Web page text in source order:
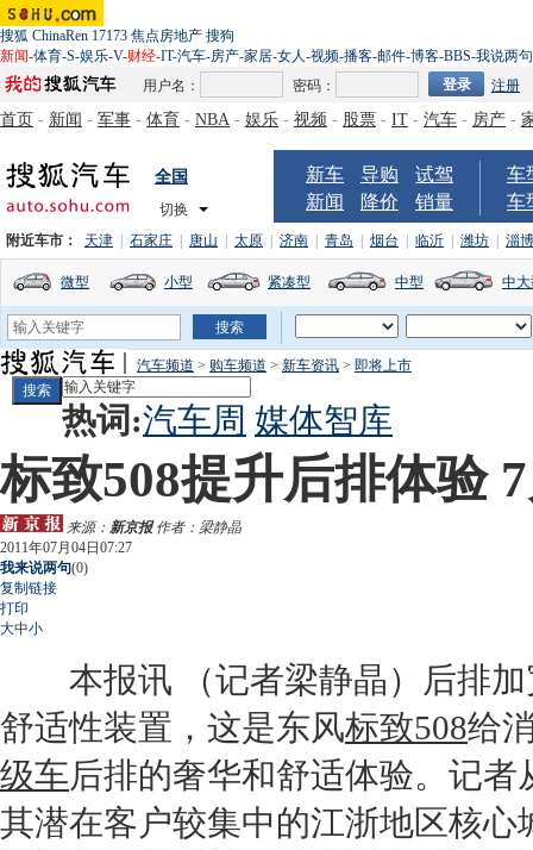
搜狐 ChinaRen 17173 焦点房地产 搜狗
新闻-体育-S-娱乐-V-财经-IT-汽车-房产-家居-女人-视频-播客-邮件-博客-BBS-我说两句
用户名：
密码： 注册
首页 - 新闻 - 军事 - 体育 - NBA - 娱乐 - 视频 - 股票 - IT - 汽车 - 房产 -
全国
切换
新车 导购
试驾
新闻
降价 销量
车
车
附近车市： 天津 石家庄 唐山 太原 济南 青岛 烟台 临沂 潍坊 淄博
微型 小型 紧凑型 中型 中
汽车频道 > 购车频道 > 新车资讯 > 即将上市
热词:汽车周 媒体智库
标致508提升后排体验
来源：新京报作者：梁静晶
2011年07月04日07:27
我来说两句(0)
复制链接
打印
大中小
本报讯 （记者梁静晶）后排加
舒适性装置，这是东风标致508给
级车后排的奢华和舒适体验。记者
其潜在客户较集中的江浙地区核心